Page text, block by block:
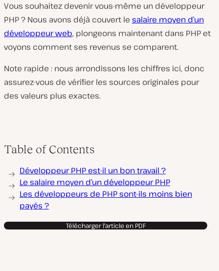
Vous souhaitez devenir vous-même un développeur
PHP ? Nous avons déjà couvert le salaire moyen d’un
développeur web, plongeons maintenant dans PHP et
voyons comment ses revenus se comparent.
Note rapide : nous arrondissons les chiffres ici, donc
assurez-vous de vérifier les sources originales pour
des valeurs plus exactes.
Table of Contents
Développeur PHP est-il un bon travail ?
Le salaire moyen d’un développeur PHP
Les développeurs de PHP sont-ils moins bien
payés ?
Télécharger l'article en PDF